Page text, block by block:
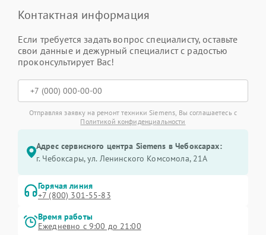
Контактная информация
Если требуется задать вопрос специалисту, оставьте
свои данные и дежурный специалист с радостью
проконсультирует Вас!
Отправляя заявку на ремонт техники Siemens, Вы соглашаетесь с
Политикой конфиденциальности
Адрес сервисного центра Siemens в Чебоксарах:
г. Чебоксары, ул. Ленинского Комсомола, 21А
Горячая линия
+7 (800) 301-55-83
Время работы
Ежедневно с 9:00 до 21:00